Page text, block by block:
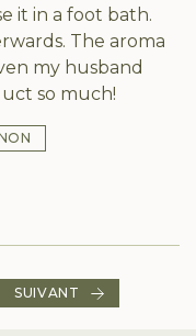
it in a foot bath.
The aroma
my husband
so much!
SUIVANT